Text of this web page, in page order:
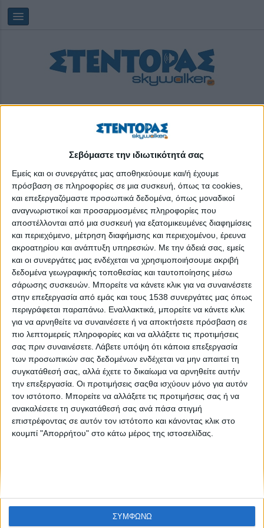
Σεβόμαστε την ιδιωτικότητά σας
Εμείς και οι συνεργάτες μας αποθηκεύουμε και/ή έχουμε
πρόσβαση σε πληροφορίες σε μια συσκευή, όπως τα cookies,
και επεξεργαζόμαστε προσωπικά δεδομένα, όπως μοναδικοί
αναγνωριστικοί και προσαρμοσμένες πληροφορίες που
αποστέλλονται από μια συσκευή για εξατομικευμένες διαφημίσεις
και περιεχόμενο, μέτρηση διαφήμισης και περιεχομένου, έρευνα
ακροατηρίου και ανάπτυξη υπηρεσιών. Με την άδειά σας, εμείς
και οι συνεργάτες μας ενδέχεται να χρησιμοποιήσουμε ακριβή
δεδομένα γεωγραφικής τοποθεσίας και ταυτοποίησης μέσω
σάρωσης συσκευών. Μπορείτε να κάνετε κλικ για να συναινέσετε
στην επεξεργασία από εμάς και τους 1538 συνεργάτες μας όπως
περιγράφεται παραπάνω. Εναλλακτικά, μπορείτε να κάνετε κλικ
για να αρνηθείτε να συναινέσετε ή να αποκτήσετε πρόσβαση σε
πιο λεπτομερείς πληροφορίες και να αλλάξετε τις προτιμήσεις
σας πριν συναινέσετε. Λάβετε υπόψη ότι κάποια επεξεργασία
των προσωπικών σας δεδομένων ενδέχεται να μην απαιτεί τη
συγκατάθεσή σας, αλλά έχετε το δικαίωμα να αρνηθείτε αυτήν
την επεξεργασία. Οι προτιμήσεις σαςθα ισχύουν μόνο για αυτόν
τον ιστότοπο. Μπορείτε να αλλάξετε τις προτιμήσεις σας ή να
ανακαλέσετε τη συγκατάθεσή σας ανά πάσα στιγμή
επιστρέφοντας σε αυτόν τον ιστότοπο και κάνοντας κλικ στο
κουμπί "Απορρήτου" στο κάτω μέρος της ιστοσελίδας.
ΣΥΜΦΩΝΩ
Saturday, 08/08/202620:31:53
ισπανική κρίση
Like like #43
None feed
CONNECT